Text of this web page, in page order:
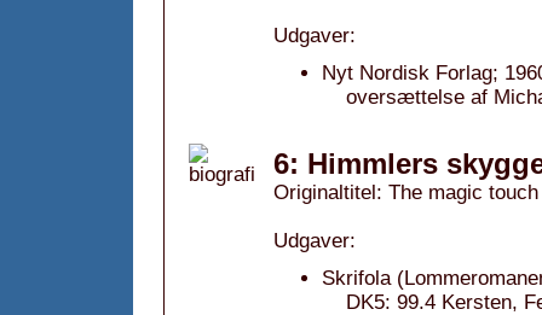
Udgaver:
Nyt Nordisk Forlag;
oversættelse af
6: Himmlers
Originaltitel: The magic touch
Udgaver:
Skrifola
DK5: 99.4 Kersten,